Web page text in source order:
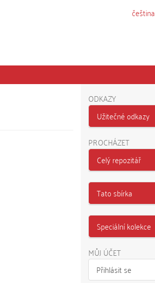
čeština
ODKAZY
Užitečné odkazy
PROCHÁZET
Celý repozitář
Tato sbírka
Speciální kolekce
MŮJ ÚČET
Přihlásit se